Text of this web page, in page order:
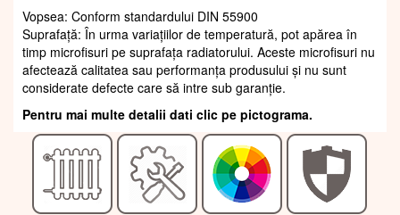
Vopsea: Conform standardului DIN 55900
Suprafaţă: În urma variațiilor de temperatură, pot apărea în
timp microfisuri pe suprafața radiatorului. Aceste microfisuri nu
afectează calitatea sau performanța produsului și nu sunt
considerate defecte care să intre sub garanție.
Pentru mai multe detalii dati clic pe pictograma.